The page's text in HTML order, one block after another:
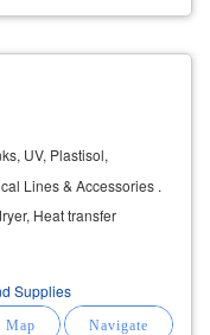
UV, Plastisol,
Lines & Accessories .
Heat transfer
Supplies